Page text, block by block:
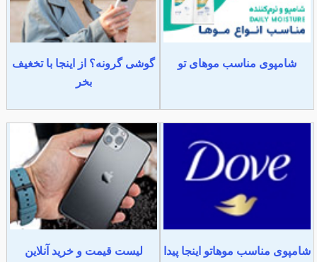
شامپوی مناسب موهای تو
گوشی گرونه؟ از اینجا با تخغیف
بخر
شامپوی مناسب موهاتو اینجا پیدا
لیست قیمت و خرید آنلاین